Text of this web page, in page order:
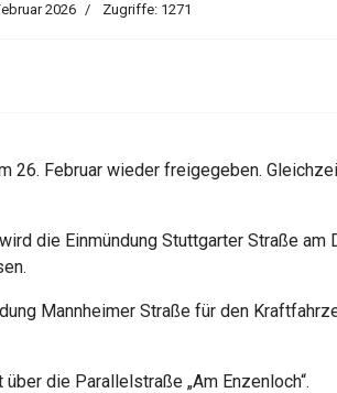
2026 Zugriffe: 1271
26. Februar wieder freigegeben.
die Einmündung Stuttgarter Straße
Mannheimer Straße für den
die Parallelstraße „Am Enzenloch“.